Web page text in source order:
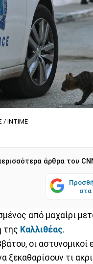
/ ΙΝΤΙΜΕ
άρθρα του
στα
από μαχαίρι
της Καλλιθέας.
οι
ξεκαθαρίσουν τι